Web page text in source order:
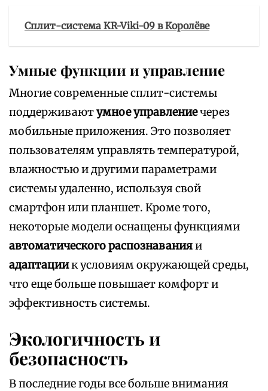
Сплит-система KR-Viki-09 в Королёве
Умные функции и управление
Многие современные сплит-системы
поддерживаютумное управлениечерез
мобильные приложения. Это позволяет
пользователям управлять температурой,
влажностью и другими параметрами
системы удаленно, используя свой
смартфон или планшет. Кроме того,
некоторые модели оснащены функциями
автоматического распознаванияи
адаптациик условиям окружающей среды,
что еще больше повышает комфорт и
эффективность системы.
Экологичность и
безопасность
В последние годы все больше внимания